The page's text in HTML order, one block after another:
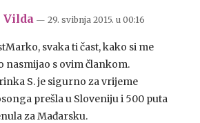
Vilda — 29. svibnja 2015. u 00:16
svaka ti čast, kako si me
nasmijao s ovim člankom.
S. je sigurno za vrijeme
prešla u Sloveniju i 500 puta
za Mađarsku.